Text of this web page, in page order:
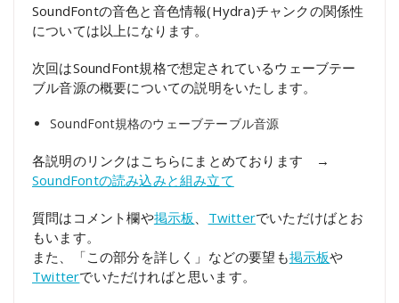
SoundFontの音色と音色情報(Hydra)チャンクの関係性
については以上になります。
次回はSoundFont規格で想定されているウェーブテー
ブル音源の概要についての説明をいたします。
SoundFont規格のウェーブテーブル音源
各説明のリンクはこちらにまとめております →
SoundFontの読み込みと組み立て
質問はコメント欄や掲示板 Twitterでいただけばとお
もいます。
また、「この部分を詳しく」などの要望も掲示板や
Twitterでいただければと思います。